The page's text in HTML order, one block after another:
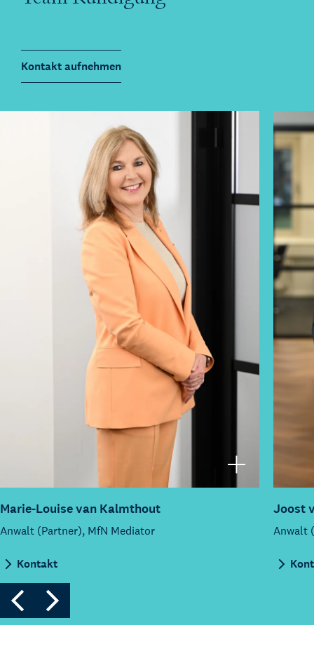
Kontakt aufnehmen
Joost van Ruiven
Anwalt (Partner)
Kontakt
Imke